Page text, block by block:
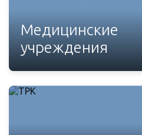
Медицинские
учреждения